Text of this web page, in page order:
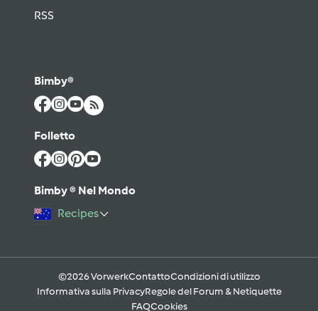
RSS
Bimby®
Folletto
Bimby ® Nel Mondo
Recipes
©2026 VorwerkContattoCondizioni di utilizzo
Informativa sulla PrivacyRegole del Forum & Netiquette
FAQCookies